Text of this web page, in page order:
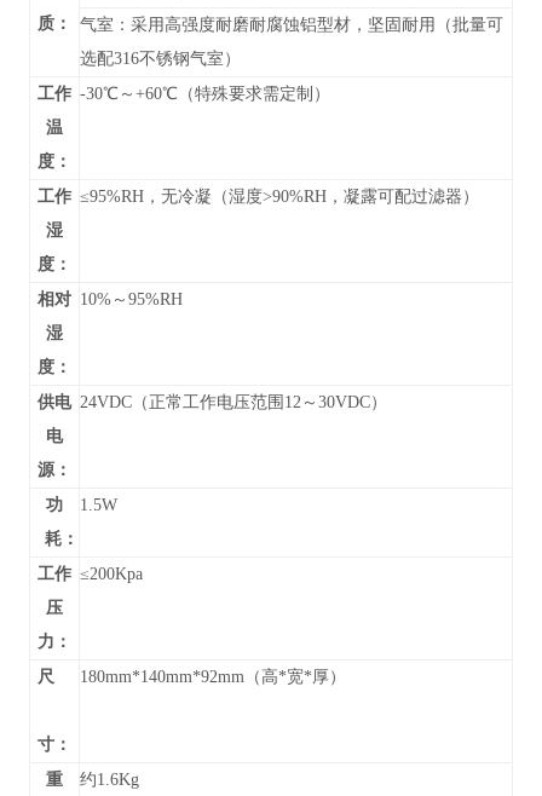
质：
气室：采用高强度耐磨耐腐蚀铝型材，坚固耐用（批量可
选配316不锈钢气室）
工作
温
度：
-30℃～+60℃（特殊要求需定制）
工作
湿
度：
≤95%RH，无冷凝（湿度>90%RH，凝露可配过滤器）
相对
湿
度：
10%～95%RH
供电
电
源：
24VDC（正常工作电压范围12～30VDC）
功
耗：
1.5W
工作
压
力：
≤200Kpa
尺
寸：
180mm*140mm*92mm（高*宽*厚）
重
约1.6Kg